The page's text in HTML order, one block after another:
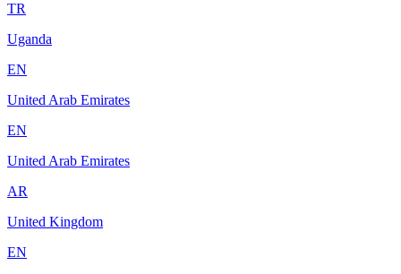
TR
Uganda
EN
United Arab Emirates
EN
United Arab Emirates
AR
United Kingdom
EN